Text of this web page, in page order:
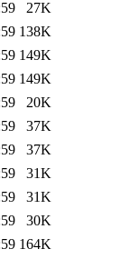
27K
138K
149K
149K
20K
37K
37K
31K
31K
30K
164K